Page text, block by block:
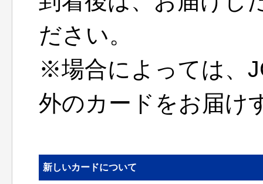
ださい。
※場合によっては、
外のカードをお届け
新しいカードについて